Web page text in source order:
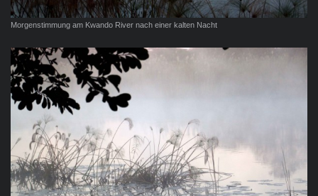
Morgenstimmung am Kwando River nach einer kalten Nacht